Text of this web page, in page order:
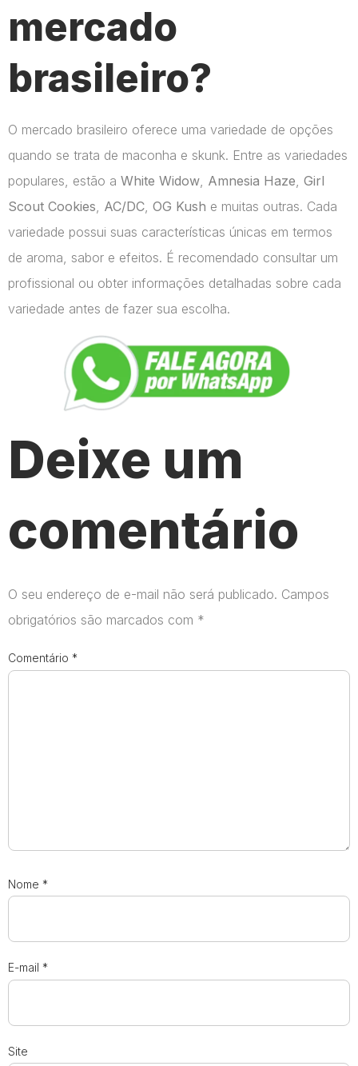
mercado
brasileiro?
O mercado brasileiro oferece uma variedade de opções
quando se trata de maconha e skunk. Entre as variedades
populares, estão a White Widow Amnesia Haze Girl
Scout Cookies AC/DC OG Kush e muitas outras. Cada
variedade possui suas características únicas em termos
de aroma, sabor e efeitos. É recomendado consultar um
profissional ou obter informações detalhadas sobre cada
variedade antes de fazer sua escolha.
Deixe um
comentário
O seu endereço de e-mail não será publicado. Campos
obrigatórios são marcados com *
Comentário *
Nome *
E-mail *
Site